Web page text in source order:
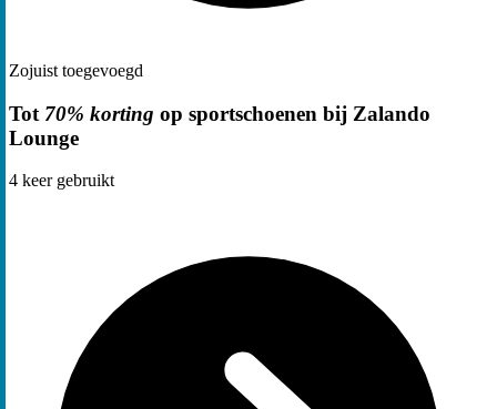
Zojuist toegevoegd
Tot 70% korting op sportschoenen bij Zalando
Lounge
4 keer gebruikt